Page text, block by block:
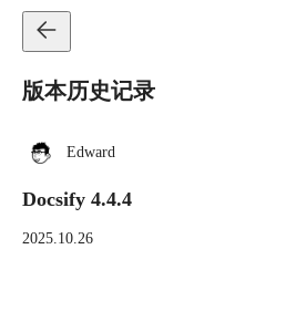
版本历史记录
Edward
Docsify 4.4.4
2025.10.26